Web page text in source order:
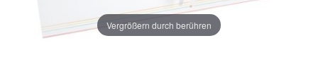
Vergrößern durch berühren